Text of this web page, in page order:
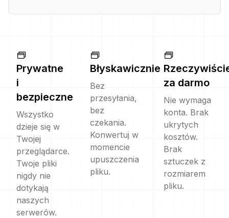
Prywatne
i
bezpieczne
Wszystko
dzieje się w
Twojej
przeglądarce.
Twoje pliki
nigdy nie
dotykają
naszych
serwerów.
Błyskawicznie
Bez
przesyłania,
bez
czekania.
Konwertuj w
momencie
upuszczenia
pliku.
za darmo
Nie wymaga
konta. Brak
ukrytych
kosztów.
Brak
sztuczek z
rozmiarem
pliku.